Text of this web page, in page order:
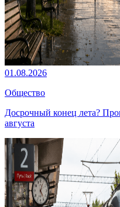
01.08.2026
Общество
Досрочный конец лета?
августа